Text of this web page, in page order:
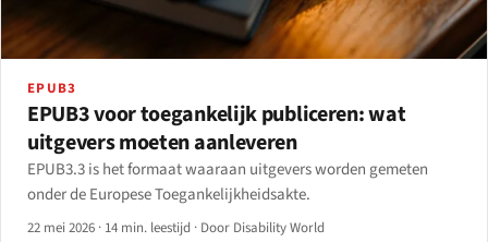
EPUB3
EPUB3 voor toegankelijk publiceren: wat
uitgevers moeten aanleveren
EPUB3.3 is het formaat waaraan uitgevers worden gemeten
onder de Europese Toegankelijkheidsakte.
22 mei 2026 · 14 min. leestijd · Door Disability World